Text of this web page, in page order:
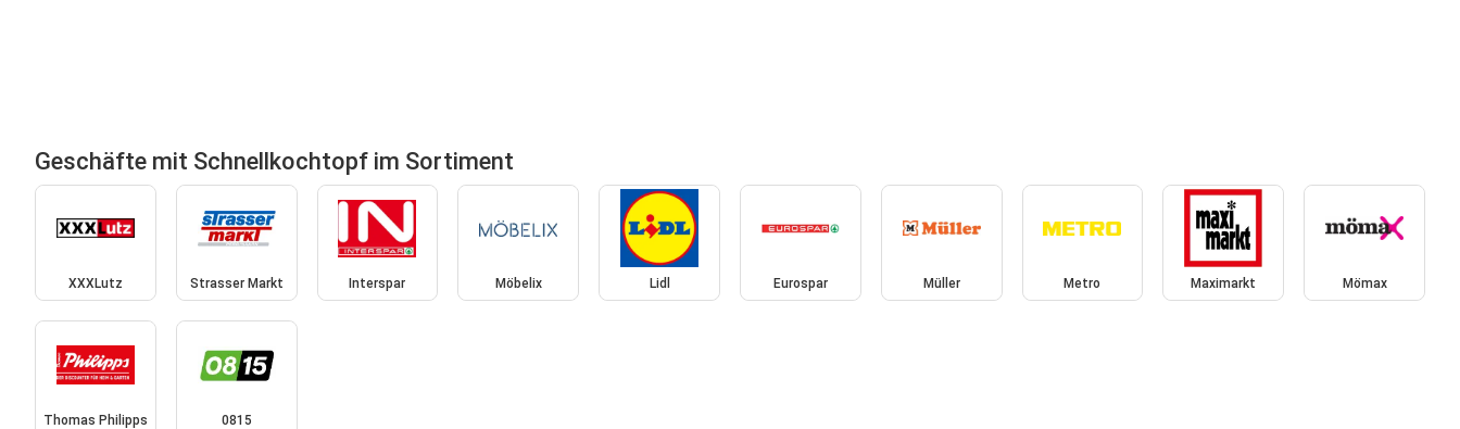
Geschäfte mit Schnellkochtopf im Sortiment
XXXLutz Strasser Markt Interspar Möbelix Lidl Eurospar Müller Metro Maximarkt Mömax
Thomas Philipps 0815